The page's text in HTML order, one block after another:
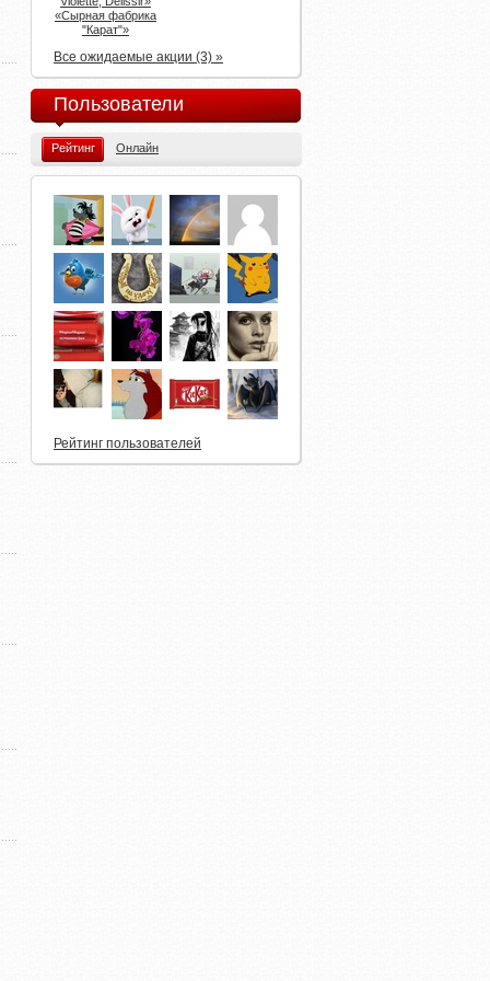
«Сырная фабрика
"Карат"»
Все ожидаемые акции (3) »
Пользователи
Рейтинг Онлайн
Рейтинг пользователей